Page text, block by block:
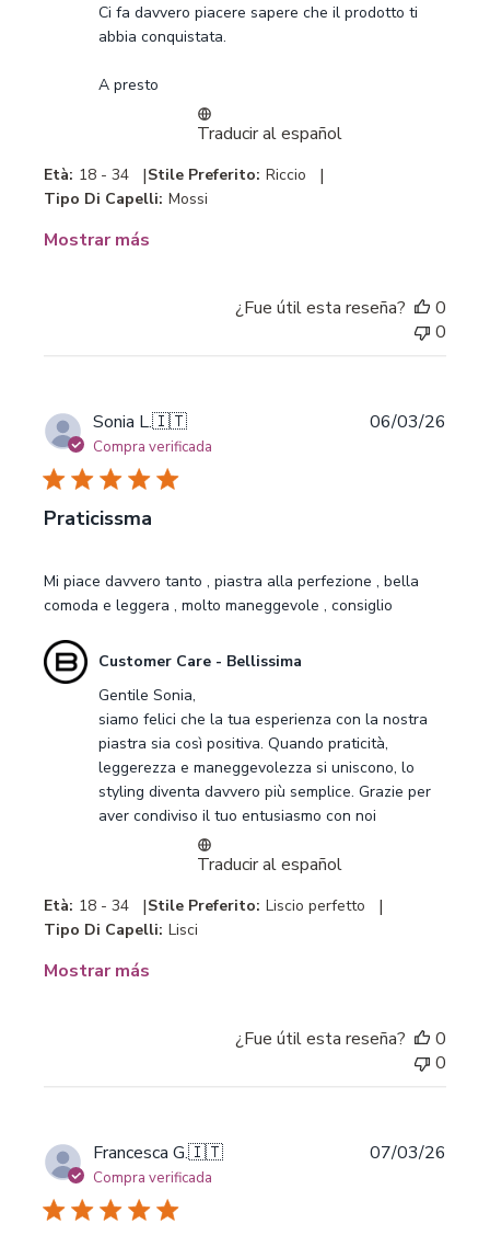
Customer
Care
-
Ci fa davvero piacere sapere che il prodotto ti
abbia conquistata.
A presto
Età: 18 - 34 |Stile Preferito: Riccio |
Tipo Di Capelli: Mossi
Mostrar más
Traducir al español
¿Fue útil esta reseña?
0
0
Sonia L.🇮🇹
Compra verificada
Praticissma
Mi piace davvero tanto , piastra alla perfezione , bella
comoda e leggera , molto maneggevole , consiglio
Comentarios
del
propietario
Customer
Care
-
Customer Care - Bellissima
Gentile Sonia,
siamo felici che la tua esperienza con la nostra
piastra sia così positiva. Quando praticità,
leggerezza e maneggevolezza si uniscono, lo
styling diventa davvero più semplice. Grazie per
aver condiviso il tuo entusiasmo con noi
Età: 18 - 34 |Stile Preferito: Liscio perfetto |
Tipo Di Capelli: Lisci
Mostrar más
Traducir al español
06/03/26
¿Fue útil esta reseña?
0
0
Francesca G.🇮🇹
Compra verificada
07/03/26